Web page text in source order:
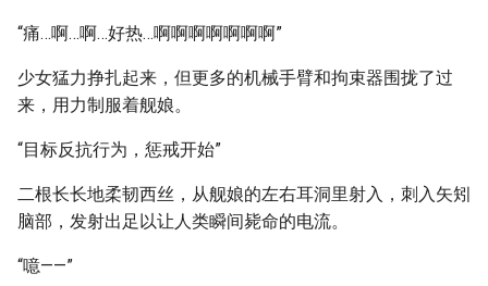
“痛…啊…啊…好热…啊啊啊啊啊啊啊”
少女猛力挣扎起来，但更多的机械手臂和拘束器围拢了过
来，用力制服着舰娘。
“目标反抗行为，惩戒开始”
二根长长地柔韧西丝，从舰娘的左右耳洞里射入，刺入矢矧
脑部，发射出足以让人类瞬间毙命的电流。
“噫——”